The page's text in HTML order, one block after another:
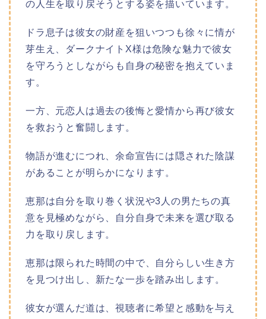
の人生を取り戻そうとする姿を描いています。
ドラ息子は彼女の財産を狙いつつも徐々に情が
芽生え、ダークナイトX様は危険な魅力で彼女
を守ろうとしながらも自身の秘密を抱えていま
す。
一方、元恋人は過去の後悔と愛情から再び彼女
を救おうと奮闘します。
物語が進むにつれ、余命宣告には隠された陰謀
があることが明らかになります。
恵那は自分を取り巻く状況や3人の男たちの真
意を見極めながら、自分自身で未来を選び取る
力を取り戻します。
恵那は限られた時間の中で、自分らしい生き方
を見つけ出し、新たな一歩を踏み出します。
彼女が選んだ道は、視聴者に希望と感動を与え